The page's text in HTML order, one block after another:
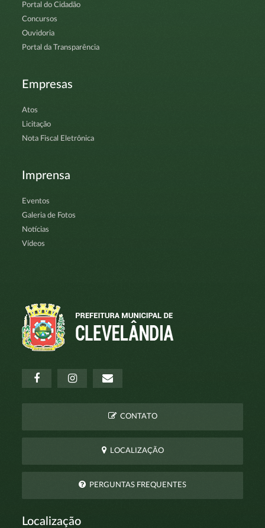
Portal do Cidadão
Concursos
Ouvidoria
Portal da Transparência
Empresas
Atos
Licitação
Nota Fiscal Eletrônica
Imprensa
Eventos
Galeria de Fotos
Notícias
Vídeos
CONTATO
LOCALIZAÇÃO
PERGUNTAS FREQUENTES
Localização